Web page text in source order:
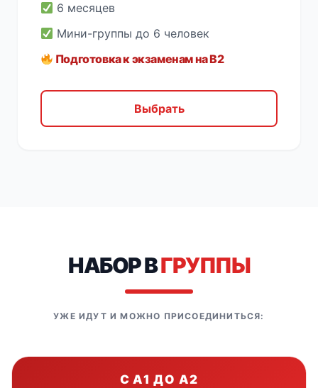
6 месяцев
Мини-группы до 6 человек
Подготовка к экзаменам на B2
Выбрать
НАБОР ВГРУППЫ
УЖЕ ИДУТ И МОЖНО ПРИСОЕДИНИТЬСЯ:
С A1 ДО A2